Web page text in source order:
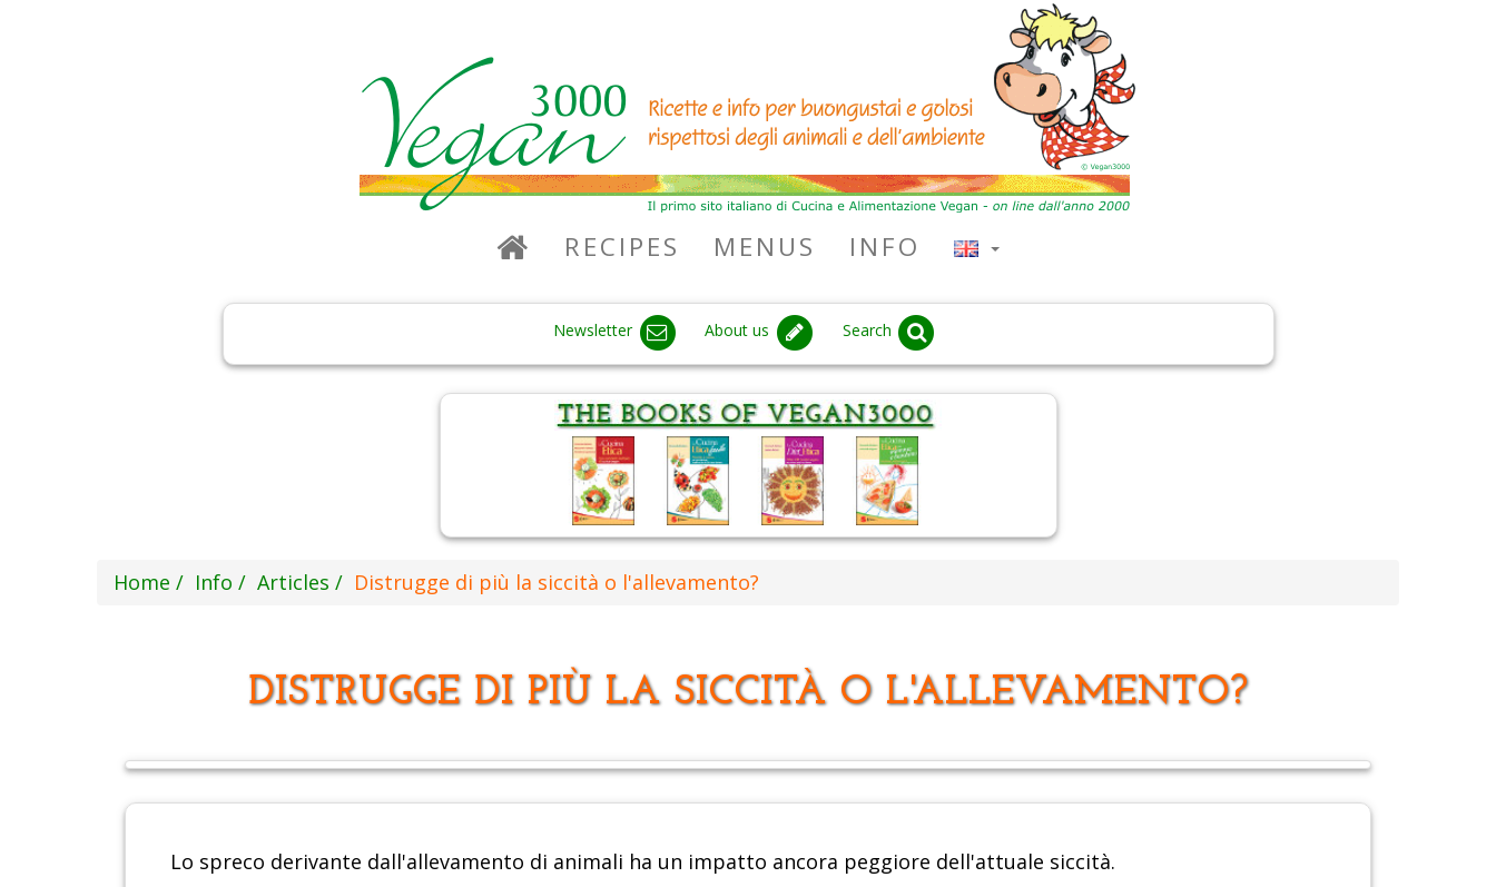
RECIPES MENUS INFO
Newsletter About us Search
Home Info Articles Distrugge di più la siccità o l'allevamento?
DISTRUGGE DI PIÙ LA SICCITÀ O L'ALLEVAMENTO?
Lo spreco derivante dall'allevamento di animali ha un impatto ancora peggiore dell'attuale siccità.